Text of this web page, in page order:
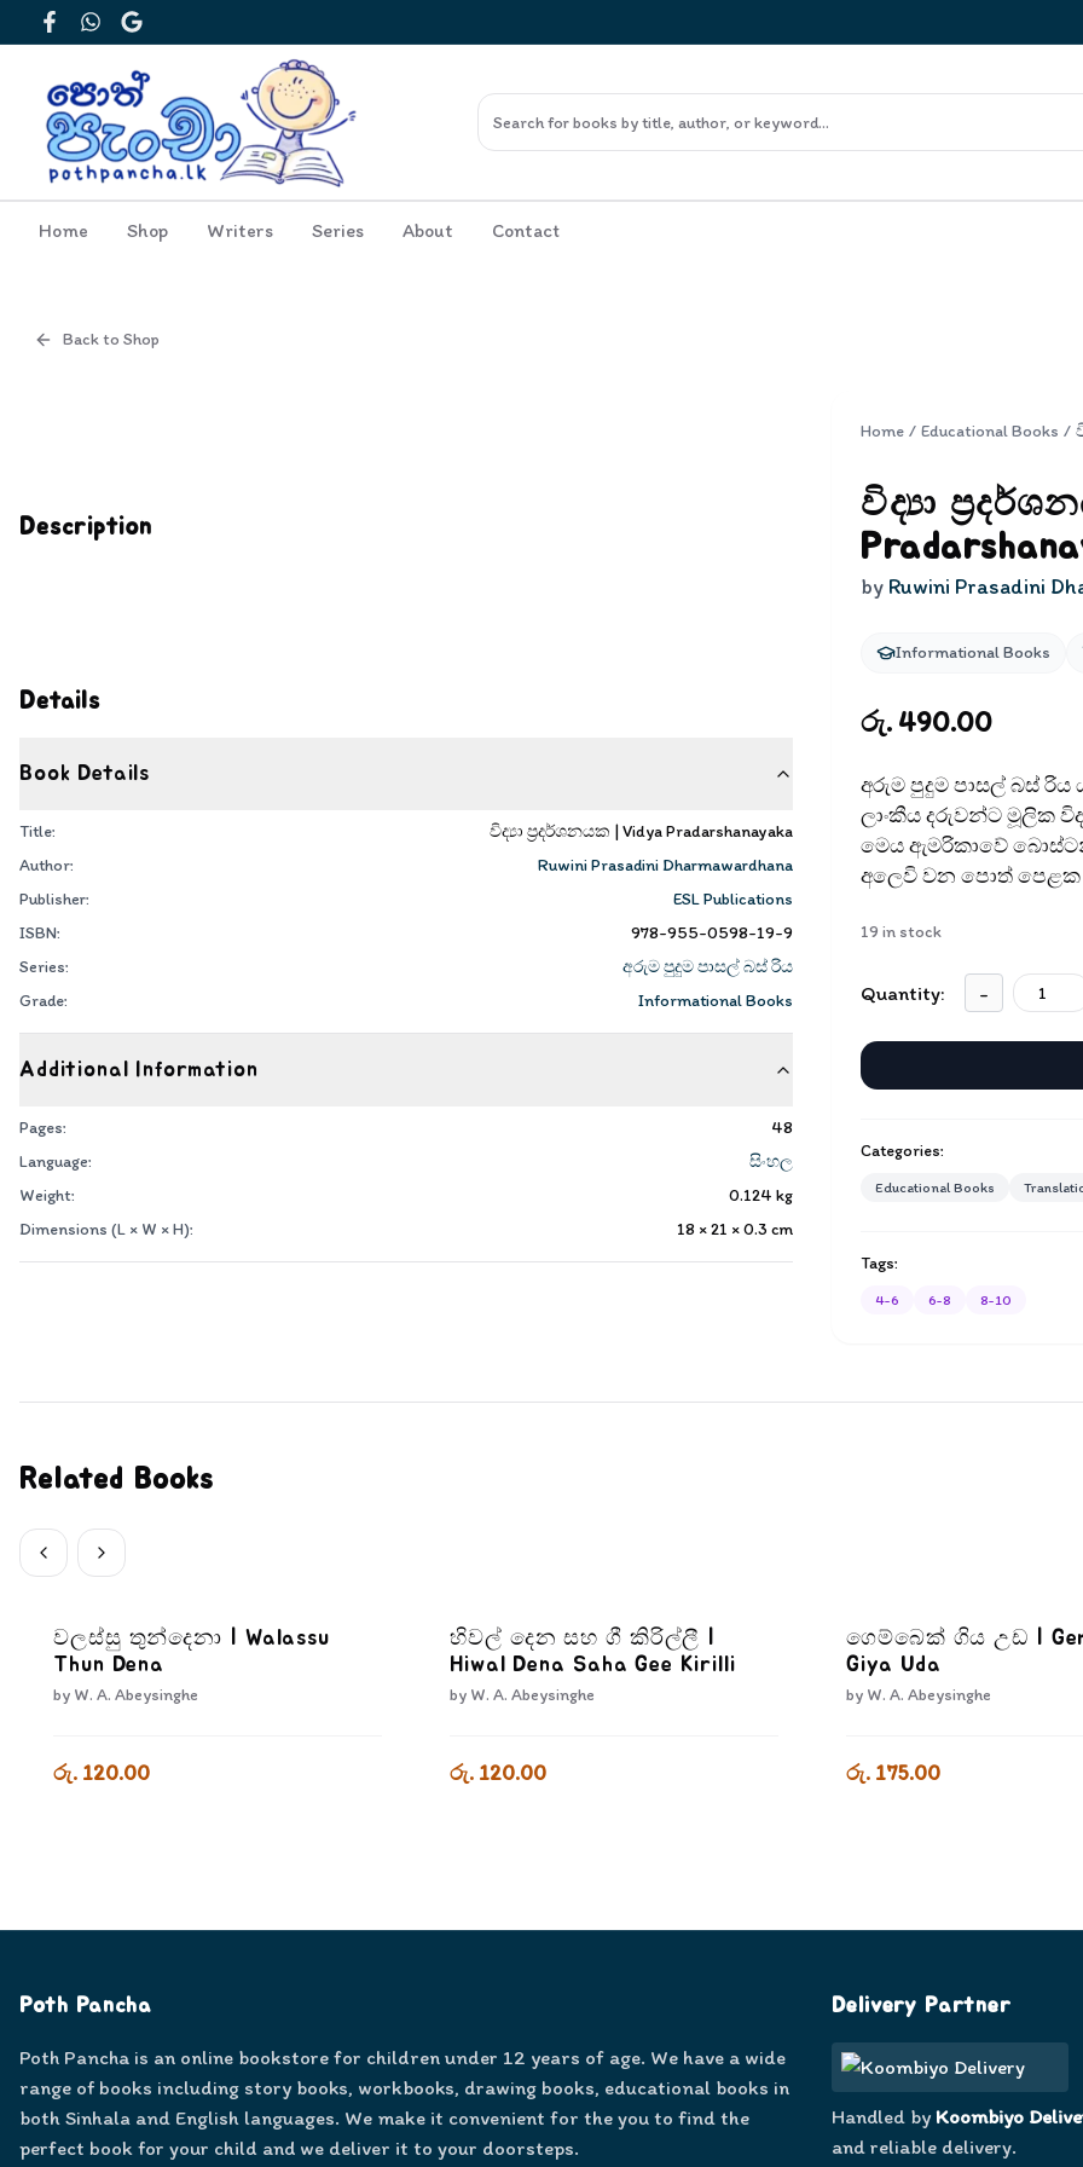
FacebookWhatsApp
Google
Home Shop Writers Series About Contact
Back to Shop
Description
Details
Book Details
Title:
විද්‍යා ප්‍රදර්ශනයක | Vidya Pradarshanayaka
Author:
Ruwini Prasadini Dharmawardhana
Publisher:
ESL Publications
ISBN:
978-955-0598-19-9
Series:
අරුම පුදුම පාසල් බස් රිය
Grade:
Informational Books
Additional Information
Pages:
48
Language:
සිංහල
Weight:
0.124 kg
Dimensions (L × W × H):
18 × 21 × 0.3 cm
Home / Educational Books /
විද්‍යා
by Ruwini Prasadini
Informational Books
රු. 490.00
අරුම පුදුම පාසල් බස් රිය
ලාංකීය දරුවන්ට මූලික
මෙය ඇමරිකාවේ
අලෙවි වන පොත් පෙළක
19 in stock
Quantity: -
Categories:
Educational Books
Tags:
4-6 6-8 8-10
Related Books
වලස්සු තුන්දෙනා | Walassu
Thun Dena
by W. A. Abeysinghe
රු. 120.00
හිවල් දෙන සහ ගී කිරිල්ලී |
Hiwal Dena Saha Gee Kirilli
by W. A. Abeysinghe
රු. 120.00
ගෙම්බෙක් ගිය උඩ |
Giya Uda
by W. A. Abeysinghe
රු. 175.00
Poth Pancha
Poth Pancha is an online bookstore for children under 12 years of age. We have a wide
range of books including story books, workbooks, drawing books, educational books in
both Sinhala and English languages. We make it convenient for the you to find the
perfect book for your child and we deliver it to your doorsteps.
Delivery Partner
Handled by Koombiyo
and reliable delivery.